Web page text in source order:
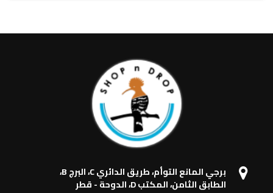
برجي المانع التوأم، طريق الدائري C، البرج B،
الطابق الثامن، المكتب D، الدوحة - قطر